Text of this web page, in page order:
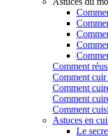
Comment
Comment
Comment
Comment
Comment
Astuces en
Le